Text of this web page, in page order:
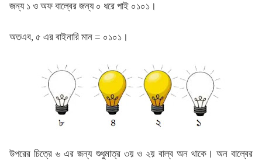
জন্য ১ ও অফ বাল্বের জন্য ০ ধরে পাই ০১০১।
অতএব, ৫ এর বাইনারি মান = ০১০১।
উপরের চিত্রে ৬ এর জন্য শুধুমাত্র ৩য় ও ২য় বাল্ব অন থাকে। অন বাল্বের